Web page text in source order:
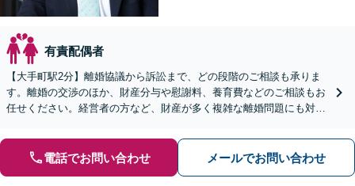
有責配偶者
【大手町駅2分】離婚協議から訴訟まで、どの段階のご相談も承りま
す。離婚の交渉のほか、財産分与や慰謝料、養育費などのご相談もお
任せください。経営者の方など、財産が多く複雑な離婚問題にも対応
電話でお問い合わせ メールでお問い合わせ